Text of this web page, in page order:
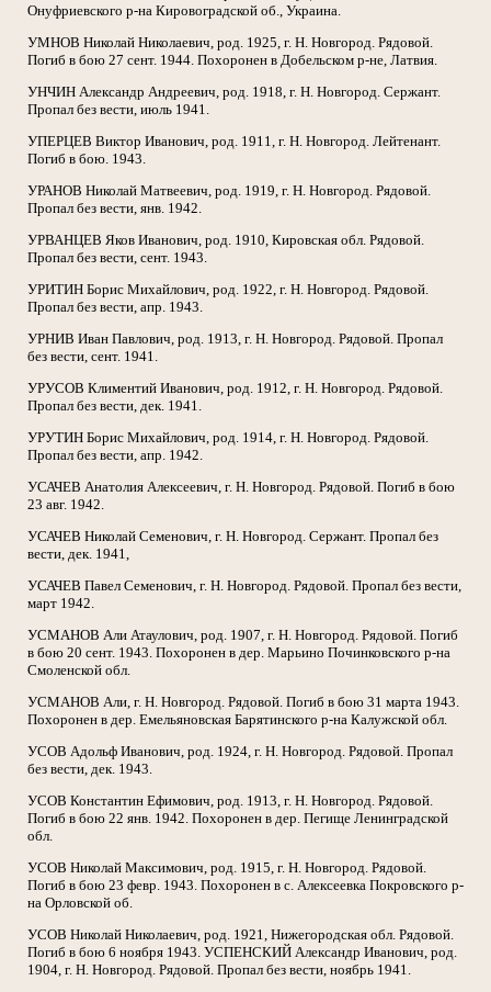
Онуфриевского р-на Кировоградской об., Украина.
УМНОВ Николай Николаевич, род. 1925, г. Н. Новгород. Рядовой.
Погиб в бою 27 сент. 1944. Похоронен в Добельском р-не, Латвия.
УНЧИН Александр Андреевич, род. 1918, г. Н. Новгород. Сержант.
Пропал без вести, июль 1941.
УПЕРЦЕВ Виктор Иванович, род. 1911, г. Н. Новгород. Лейтенант.
Погиб в бою. 1943.
УРАНОВ Николай Матвеевич, род. 1919, г. Н. Новгород. Рядовой.
Пропал без вести, янв. 1942.
УРВАНЦЕВ Яков Иванович, род. 1910, Кировская обл. Рядовой.
Пропал без вести, сент. 1943.
УРИТИН Борис Михайлович, род. 1922, г. Н. Новгород. Рядовой.
Пропал без вести, апр. 1943.
УРНИВ Иван Павлович, род. 1913, г. Н. Новгород. Рядовой. Пропал
без вести, сент. 1941.
УРУСОВ Климентий Иванович, род. 1912, г. Н. Новгород. Рядовой.
Пропал без вести, дек. 1941.
УРУТИН Борис Михайлович, род. 1914, г. Н. Новгород. Рядовой.
Пропал без вести, апр. 1942.
УСАЧЕВ Анатолия Алексеевич, г. Н. Новгород. Рядовой. Погиб в бою
23 авг. 1942.
УСАЧЕВ Николай Семенович, г. Н. Новгород. Сержант. Пропал без
вести, дек. 1941,
УСАЧЕВ Павел Семенович, г. Н. Новгород. Рядовой. Пропал без вести,
март 1942.
УСМАНОВ Али Атаулович, род. 1907, г. Н. Новгород. Рядовой. Погиб
в бою 20 сент. 1943. Похоронен в дер. Марьино Починковского р-на
Смоленской обл.
УСМАНОВ Али, г. Н. Новгород. Рядовой. Погиб в бою 31 марта 1943.
Похоронен в дер. Емельяновская Барятинского р-на Калужской обл.
УСОВ Адольф Иванович, род. 1924, г. Н. Новгород. Рядовой. Пропал
без вести, дек. 1943.
УСОВ Константин Ефимович, род. 1913, г. Н. Новгород. Рядовой.
Погиб в бою 22 янв. 1942. Похоронен в дер. Пегище Ленинградской
обл.
УСОВ Николай Максимович, род. 1915, г. Н. Новгород. Рядовой.
Погиб в бою 23 февр. 1943. Похоронен в с. Алексеевка Покровского р-
на Орловской об.
УСОВ Николай Николаевич, род. 1921, Нижегородская обл. Рядовой.
Погиб в бою 6 ноября 1943. УСПЕНСКИЙ Александр Иванович, род.
1904, г. Н. Новгород. Рядовой. Пропал без вести, ноябрь 1941.